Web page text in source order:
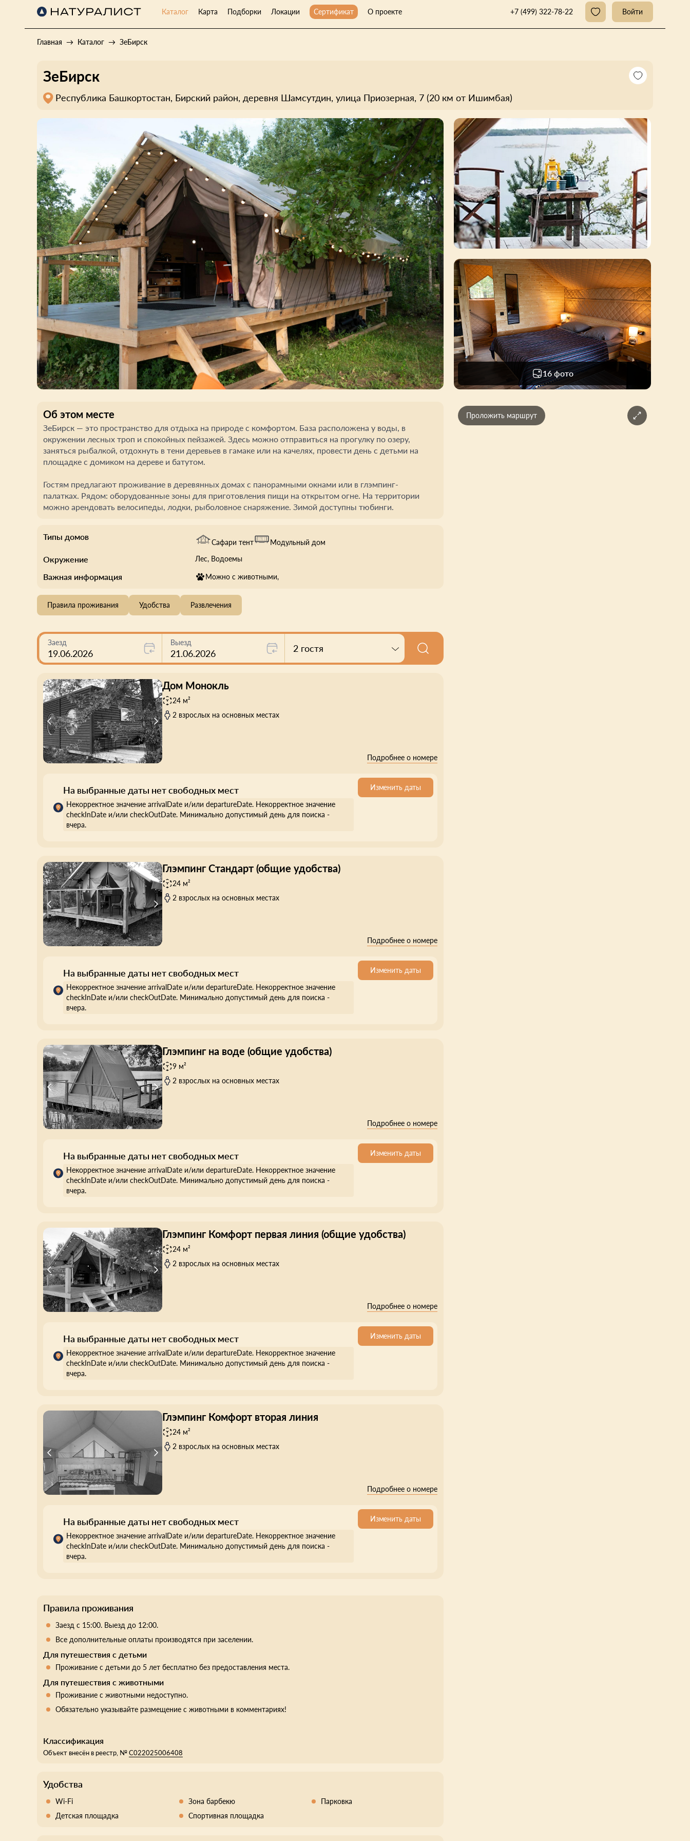
Каталог Карта Подборки Локации Сертификат О проекте +7 (499) 322-78-22 Войти
Главная Каталог ЗеБирск
ЗеБирск
Республика Башкортостан, Бирский район, деревня Шамсутдин, улица Приозерная, 7 (20 км от Ишимбая)
16 фото
Об этом месте
ЗеБирск — это пространство для отдыха на природе с комфортом. База расположена у воды, в
окружении лесных троп и спокойных пейзажей. Здесь можно отправиться на прогулку по озеру,
заняться рыбалкой, отдохнуть в тени деревьев в гамаке или на качелях, провести день с детьми на
площадке с домиком на дереве и батутом.
Гостям предлагают проживание в деревянных домах с панорамными окнами или в глэмпинг-
палатках. Рядом: оборудованные зоны для приготовления пищи на открытом огне. На территории
можно арендовать велосипеды, лодки, рыболовное снаряжение. Зимой доступны тюбинги.
Типы домов
Сафари тент Модульный дом
Окружение Лес, Водоемы
Важная информация Можно с животными,
Правила проживания Удобства Развлечения
Заезд
19.06.2026
Выезд
21.06.2026 2 гостя
Дом Монокль
24 м²
2 взрослых на основных местах
Подробнее о номере
На выбранные даты нет свободных мест
Некорректное значение arrivalDate и/или departureDate. Некорректное значение
checkInDate и/или checkOutDate. Минимально допустимый день для поиска -
вчера.
Изменить даты
Глэмпинг Стандарт (общие удобства)
24 м²
2 взрослых на основных местах
Подробнее о номере
На выбранные даты нет свободных мест
Некорректное значение arrivalDate и/или departureDate. Некорректное значение
checkInDate и/или checkOutDate. Минимально допустимый день для поиска -
вчера.
Изменить даты
Глэмпинг на воде (общие удобства)
9 м²
2 взрослых на основных местах
Подробнее о номере
На выбранные даты нет свободных мест
Некорректное значение arrivalDate и/или departureDate. Некорректное значение
checkInDate и/или checkOutDate. Минимально допустимый день для поиска -
вчера.
Изменить даты
Глэмпинг Комфорт первая линия (общие удобства)
24 м²
2 взрослых на основных местах
Подробнее о номере
На выбранные даты нет свободных мест
Некорректное значение arrivalDate и/или departureDate. Некорректное значение
checkInDate и/или checkOutDate. Минимально допустимый день для поиска -
вчера.
Изменить даты
Глэмпинг Комфорт вторая линия
24 м²
2 взрослых на основных местах
Подробнее о номере
На выбранные даты нет свободных мест
Некорректное значение arrivalDate и/или departureDate. Некорректное значение
checkInDate и/или checkOutDate. Минимально допустимый день для поиска -
вчера.
Изменить даты
Правила проживания
Заезд с 15:00. Выезд до 12:00.
Все дополнительные оплаты производятся при заселении.
Для путешествия с детьми
Проживание с детьми до 5 лет бесплатно без предоставления места.
Для путешествия с животными
Проживание с животными недоступно.
Обязательно указывайте размещение с животными в комментариях!
Классификация
Объект внесён в реестр, №С022025006408
Удобства
Wi-Fi Зона барбекю
Парковка
Детская площадка
Спортивная площадка
Проложить маршрут